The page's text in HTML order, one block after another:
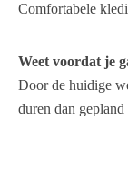
Comfortabele
Weet voordat je
Door de huidige
duren dan gepland